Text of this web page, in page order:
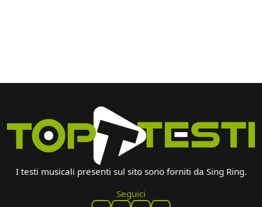
I testi musicali presenti sul sito sono forniti da Sing Ring.
Seguici